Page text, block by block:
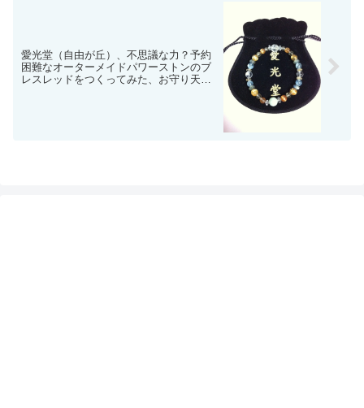
愛光堂（自由が丘）、不思議な力？予約
困難なオーターメイドパワーストンのブ
レスレッドをつくってみた、お守り天然